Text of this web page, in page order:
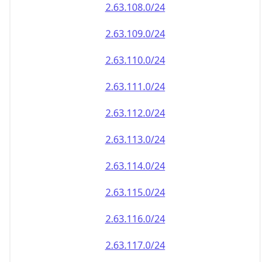
2.63.108.0/24
2.63.109.0/24
2.63.110.0/24
2.63.111.0/24
2.63.112.0/24
2.63.113.0/24
2.63.114.0/24
2.63.115.0/24
2.63.116.0/24
2.63.117.0/24